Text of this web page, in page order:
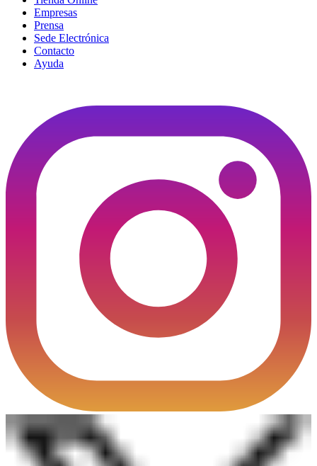
Empresas
Prensa
Sede Electrónica
Contacto
Ayuda